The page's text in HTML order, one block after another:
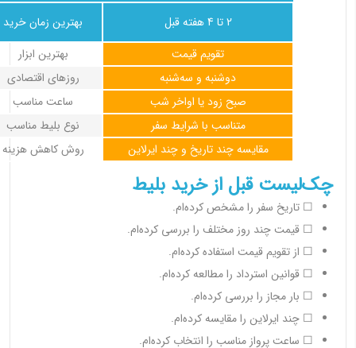
بهترین زمان خرید
2 تا 4 هفته قبل
بهترین ابزار
تقویم قیمت
روزهای اقتصادی
دوشنبه و سه‌شنبه
ساعت مناسب
صبح زود یا اواخر شب
نوع بلیط مناسب
متناسب با شرایط سفر
روش کاهش هزینه
مقایسه چند تاریخ و چند ایرلاین
چک‌لیست قبل از خرید بلیط
☐ تاریخ سفر را مشخص کرده‌ام.
☐ قیمت چند روز مختلف را بررسی کرده‌ام.
☐ از تقویم قیمت استفاده کرده‌ام.
☐ قوانین استرداد را مطالعه کرده‌ام.
☐ بار مجاز را بررسی کرده‌ام.
☐ چند ایرلاین را مقایسه کرده‌ام.
☐ ساعت پرواز مناسب را انتخاب کرده‌ام.